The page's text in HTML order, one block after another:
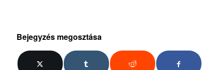
Bejegyzés megosztása